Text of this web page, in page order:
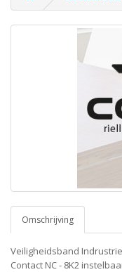
Omschrijving
Veiligheidsband
Contact NC - 8K2